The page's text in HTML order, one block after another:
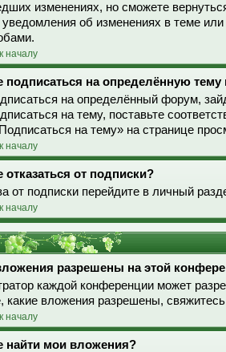
изменениях, но сможете
уведомления об изменениях в теме
началу
подписаться на определённую
на определённый форум,
на тему, поставьте
на тему» на странице
началу
отказаться от подписки?
от подписки перейдите в личный
началу
разрешены на этой
каждой конференции может
какие вложения разрешены,
началу
найти мои вложения?